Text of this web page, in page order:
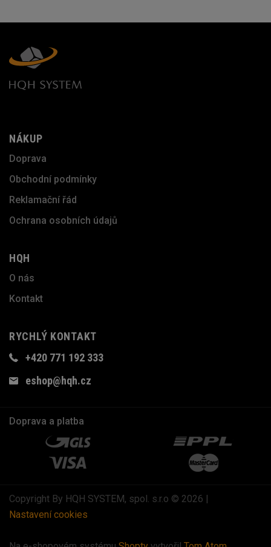
NÁKUP
Doprava
Obchodní podmínky
Reklamační řád
Ochrana osobních údajů
HQH
O nás
Kontakt
RYCHLÝ KONTAKT
+420 771 192 333
eshop@hqh.cz
Doprava a platba
Copyright By HQH SYSTEM, spol. s.r.o © 2026 |
Nastavení cookies